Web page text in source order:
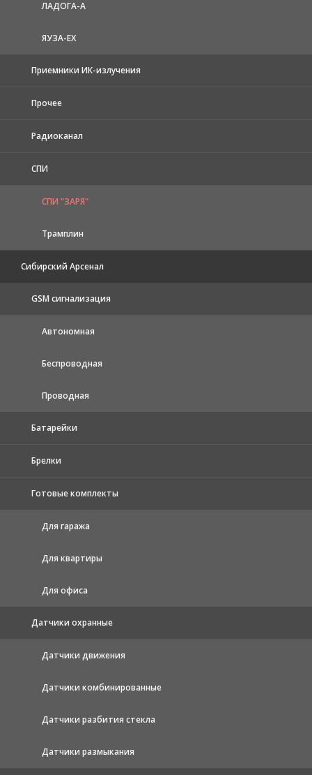
ЛАДОГА-А
ЯУЗА-ЕХ
Приемники ИК-излучения
Прочее
Радиоканал
СПИ
СПИ "ЗАРЯ"
Трамплин
Сибирский Арсенал
GSM сигнализация
Автономная
Беспроводная
Проводная
Батарейки
Брелки
Готовые комплекты
Для гаража
Для квартиры
Для офиса
Датчики охранные
Датчики движения
Датчики комбинированные
Датчики разбития стекла
Датчики размыкания